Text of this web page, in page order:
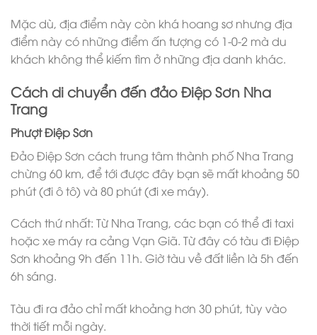
Mặc dù, địa điểm này còn khá hoang sơ nhưng địa
điểm này có những điểm ấn tượng có 1-0-2 mà du
khách không thể kiếm tìm ở những địa danh khác.
Cách di chuyển đến đảo Điệp Sơn Nha
Trang
Phượt Điệp Sơn
Đảo Điệp Sơn cách trung tâm thành phố Nha Trang
chừng 60 km, để tới được đây bạn sẽ mất khoảng 50
phút (đi ô tô) và 80 phút (đi xe máy).
Cách thứ nhất: Từ Nha Trang, các bạn có thể đi taxi
hoặc xe máy ra cảng Vạn Giã. Từ đây có tàu đi Điệp
Sơn khoảng 9h đến 11h. Giờ tàu về đất liền là 5h đến
6h sáng.
Tàu đi ra đảo chỉ mất khoảng hơn 30 phút, tùy vào
thời tiết mỗi ngày.